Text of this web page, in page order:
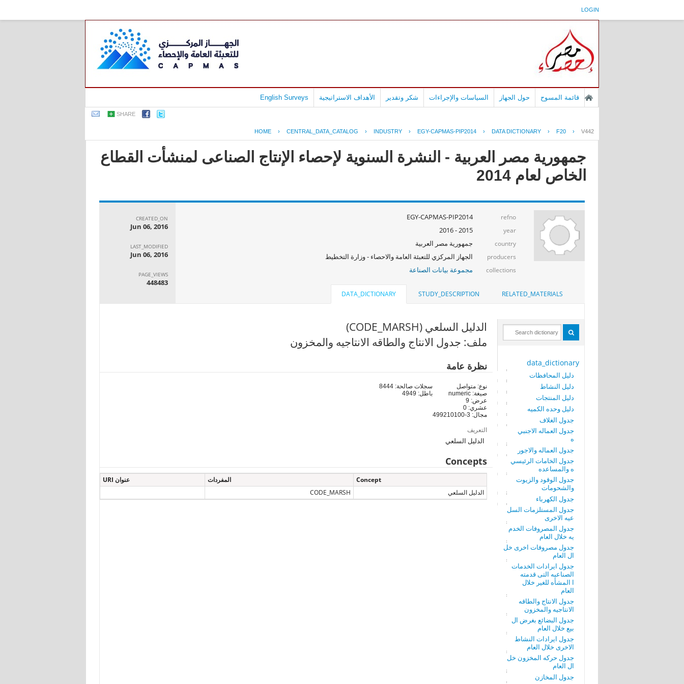
LOGIN
قائمة المسوح حول الجهاز السياسات والإجراءات شكر وتقدير الأهداف الاستراتيجية English Surveys
SHARE
HOME › CENTRAL_DATA_CATALOG › INDUSTRY › EGY-CAPMAS-PIP2014 › DATA DICTIONARY › F20 › V442
جمهورية مصر العربية - النشرة السنوية لإحصاء الإنتاج الصناعى لمنشأت القطاع
الخاص لعام 2014
refno
EGY-CAPMAS-PIP2014
year
2015 - 2016
country جمهورية مصر العربية
producers الجهاز المركزي للتعبئة العامة والاحصاء - وزارة التخطيط
collections مجموعة بيانات الصناعة
CREATED_ON
Jun 06, 2016
LAST_MODIFIED
Jun 06, 2016
PAGE_VIEWS
448483
RELATED_MATERIALS
STUDY_DESCRIPTION
DATA_DICTIONARY
data_dictionary
دليل المحافظات
دليل النشاط
دليل المنتجات
دليل وحده الكميه
جدول الغلاف
جدول العماله الاجنبي
ه
جدول العماله والاجور
جدول الخامات الرئيسي
ه والمساعده
جدول الوقود والزيوت
والشحومات
جدول الكهرباء
جدول المستلزمات السل
عيه الاخرى
جدول المصروفات الخدم
يه خلال العام
جدول مصروفات اخرى خل
ال العام
جدول ايرادات الخدمات
الصناعيه التى قدمته
ا المشأه للغير خلال
العام
جدول الانتاج والطاقه
الانتاجيه والمخزون
جدول البضائع بغرض ال
بيع خلال العام
جدول ايرادات النشاط
الاخرى خلال العام
جدول حركه المخزون خل
ال العام
جدول المخازن
الدليل السلعي (CODE_MARSH)
ملف: جدول الانتاج والطاقه الانتاجيه والمخزون
نظرة عامة
نوع: متواصل
صيغة: numeric
عرض: 9
عشري: 0
مجال: 3-499210100
سجلات صالحة: 8444
باطل: 4949
التعريف
الدليل السلعي
Concepts
Concept المفردات
عنوان URI
الدليل السلعي
CODE_MARSH